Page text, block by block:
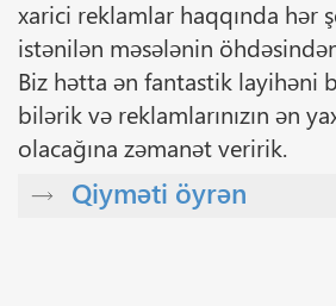
xarici reklamlar haqqında hər
istənilən məsələnin
Biz hətta ən fantastik layihəni
bilərik və reklamlarınızın ən
olacağına zəmanət veririk.
Qiyməti öyrən